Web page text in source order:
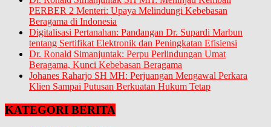
PERBER 2 Menteri: Upaya Melindungi Kebebasan
Beragama di Indonesia
Digitalisasi Pertanahan: Pandangan Dr. Supardi Marbun
tentang Sertifikat Elektronik dan Peningkatan Efisiensi
Dr. Ronald Simanjuntak: Perpu Perlindungan Umat
Beragama, Kunci Kebebasan Beragama
Johanes Raharjo SH MH: Perjuangan Mengawal Perkara
Klien Sampai Putusan Berkuatan Hukum Tetap
KATEGORI BERITA